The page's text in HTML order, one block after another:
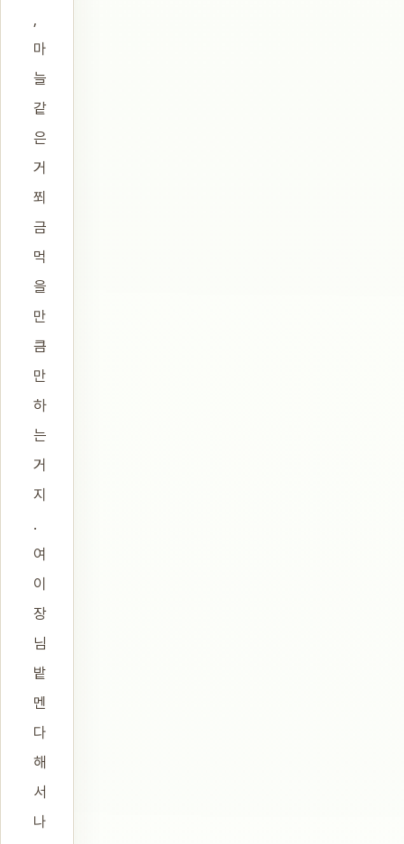
,
마
늘
같
은
거
쬐
금
먹
을
만
큼
만
하
는
거
지
.
여
이
장
님
밭
멘
다
해
서
나